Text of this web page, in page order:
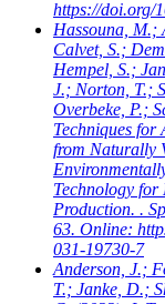
https://doi.org/
Hassouna, M.;
Calvet, S.;
Hempel, S.;
J.; Norton, T.;
Overbeke, P.;
Techniques for
from Naturally
Technology
Production. .
63. Online:
031-19730-7
Anderson, J.;
T.; Janke, D.;